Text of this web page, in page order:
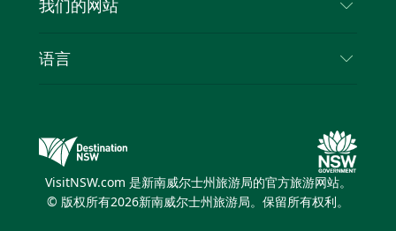
Cookie 通知
新南威尔士州公路旅行
活动
新南威尔士州的商业
我们的网站
新南威尔士州旅游局媒体中心
缤纷悉尼灯光音乐节
语言
VisitNSW.com 是新南威尔士州旅游局的官方旅游网站。
© 版权所有2026新南威尔士州旅游局。保留所有权利。